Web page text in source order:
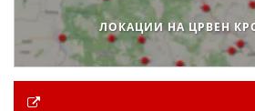
ЛОКАЦИИ НА ЦРВЕН